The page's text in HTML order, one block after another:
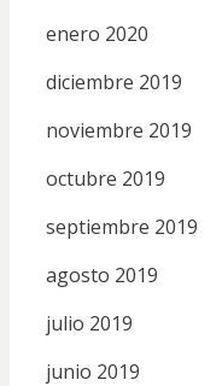
enero 2020
diciembre 2019
noviembre 2019
octubre 2019
septiembre 2019
agosto 2019
julio 2019
junio 2019